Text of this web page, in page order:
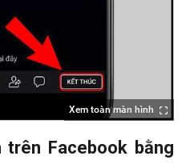
Xem toàn màn hình
Facebook bằng